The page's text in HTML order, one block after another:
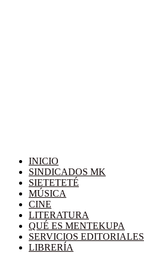
INICIO
SINDICADOS MK
SIETETETÉ
MÚSICA
CINE
LITERATURA
QUÉ ES MENTEKUPA
SERVICIOS EDITORIALES
LIBRERÍA